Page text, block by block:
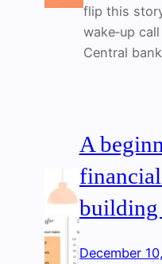
flip this
wake‑up
Central
A
building
December